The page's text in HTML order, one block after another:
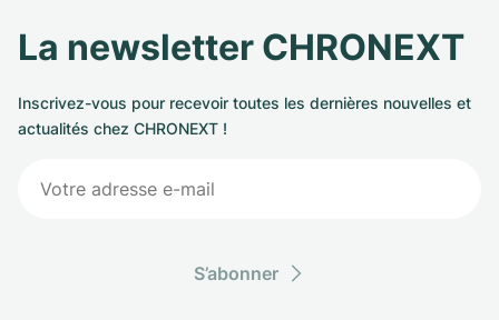
La newsletter CHRONEXT
Inscrivez-vous pour recevoir toutes les dernières nouvelles et
actualités chez CHRONEXT !
S’abonner